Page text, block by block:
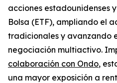
acciones estadounidenses
Bolsa (ETF), ampliando el
tradicionales y avanzando
negociación multiactivo.
colaboración con Ondo,
una mayor exposición a